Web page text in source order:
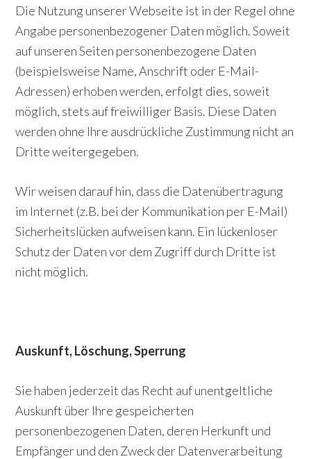
Die Nutzung unserer Webseite ist in der Regel ohne
Angabe personenbezogener Daten möglich. Soweit
auf unseren Seiten personenbezogene Daten
(beispielsweise Name, Anschrift oder E-Mail-
Adressen) erhoben werden, erfolgt dies, soweit
möglich, stets auf freiwilliger Basis. Diese Daten
werden ohne Ihre ausdrückliche Zustimmung nicht an
Dritte weitergegeben.
Wir weisen darauf hin, dass die Datenübertragung
im Internet (z.B. bei der Kommunikation per E-Mail)
Sicherheitslücken aufweisen kann. Ein lückenloser
Schutz der Daten vor dem Zugriff durch Dritte ist
nicht möglich.
Auskunft, Löschung, Sperrung
Sie haben jederzeit das Recht auf unentgeltliche
Auskunft über Ihre gespeicherten
personenbezogenen Daten, deren Herkunft und
Empfänger und den Zweck der Datenverarbeitung